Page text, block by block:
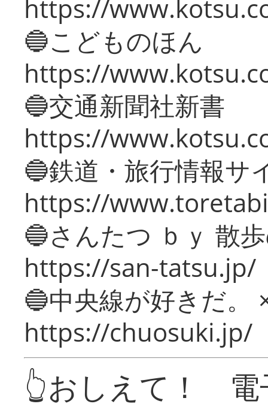
https://
🔵こどものほん
https://
🔵交通新聞社新書
https://
🔵鉄道・旅行情報サ
https://
🔵さんたつ ｂｙ 散
https://san-tatsu.jp/
🔵中央線が好きだ。
https://chuosuki.jp/
👆おしえて！ 電